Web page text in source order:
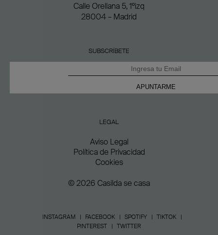
Calle Orellana 5, 1ºizq
28004 – Madrid
SUBSCRÍBETE
LEGAL
Aviso Legal
Política de Privacidad
Cookies
© 2026 Casilda se casa
INSTAGRAM FACEBOOK SPOTIFY
TIKTOK
PINTEREST
TWITTER